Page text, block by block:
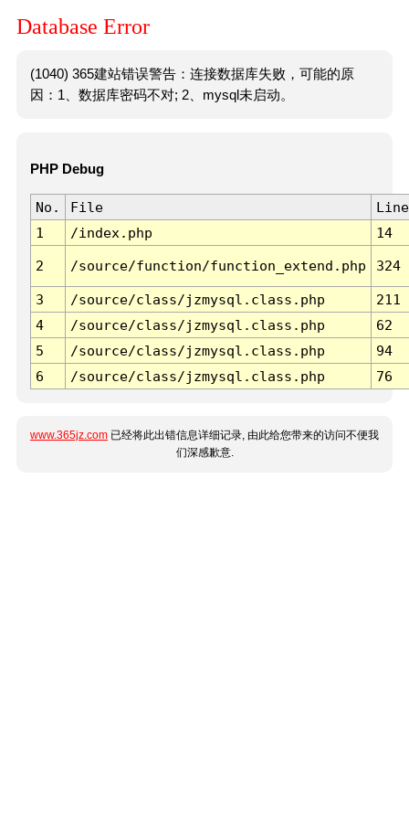
Database Error
(1040) 365建站错误警告：连接数据库失败，可能的原
因：1、数据库密码不对; 2、mysql未启动。
PHP Debug
No. File
Line
1
/index.php 14
2 /source/function/function_extend.php 324
3 /source/class/jzmysql.class.php
211
4
/source/class/jzmysql.class.php
62
5
/source/class/jzmysql.class.php
94
6
/source/class/jzmysql.class.php 76
www.365jz.com 已经将此出错信息详细记录, 由此给您带来的访问不便我
们深感歉意.